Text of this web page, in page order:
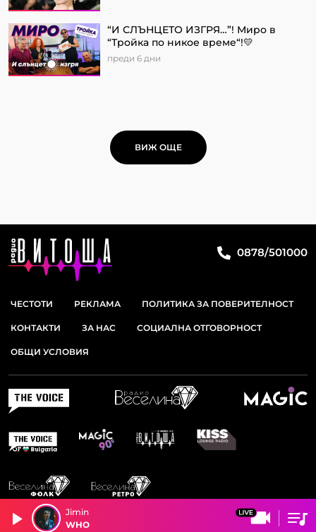
Jimin
WHO
“И СЛЪНЦЕТО ИЗГРЯ…”! Миро в
“Тройка по никое време“!💛
преди 6 дни
ВИЖ ОЩЕ
0878/501000
ЧЕСТОТИ РЕКЛАМА ПОЛИТИКА ЗА ПОВЕРИТЕЛНОСТ
КОНТАКТИ ЗА НАС СОЦИАЛНА ОТГОВОРНОСТ
ОБЩИ УСЛОВИЯ